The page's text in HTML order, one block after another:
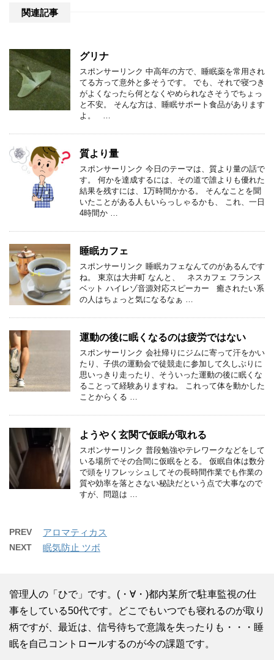
関連記事
グリナ
スポンサーリンク 中高年の方で、睡眠薬を常用され
てる方って意外と多そうです。 でも、それで寝つき
がよくなったら何となくやめられなさそうでちょっ
と不安。 そんな方は、睡眠サポート食品があります
よ。 …
質より量
スポンサーリンク 今日のテーマは、質より量の話で
す。 何かを達成するには、その道で誰よりも優れた
結果を残すには、1万時間かかる。 そんなことを聞
いたことがある人もいらっしゃるかも、 これ、一日
4時間か …
睡眠カフェ
スポンサーリンク 睡眠カフェなんてのがあるんです
ね。 東京は大井町 なんと、 ネスカフェ フランス
ベット ハイレゾ音源対応スピーカー 癒されたい系
の人はちょっと気になるなぁ …
運動の後に眠くなるのは疲労ではない
スポンサーリンク 会社帰りにジムに寄って汗をかい
たり、子供の運動会で徒競走に参加して久しぶりに
思いっきり走ったり、そういった運動の後に眠くな
ることって経験ありますね。 これって体を動かした
ことからくる …
ようやく玄関で仮眠が取れる
スポンサーリンク 普段勉強やテレワークなどをして
いる場所でその合間に仮眠をとる。 仮眠自体は数分
で頭をリフレッシュしてその長時間作業でも作業の
質や効率を落とさない秘訣だという点で大事なので
すが、問題は …
PREV アロマティカス
NEXT 眠気防止 ツボ
管理人の「ひで」です。(・∀・)都内某所で駐車監視の仕
事をしている50代です。どこでもいつでも寝れるのが取り
柄ですが、最近は、信号待ちで意識を失ったりも・・・睡
眠を自己コントロールするのが今の課題です。